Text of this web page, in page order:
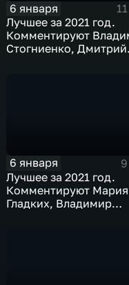
6 января
Лучшее за 2021 год.
Комментируют
Стогниенко, Дмитрий
6 января
Лучшее за 2021 год.
Комментируют Мария
Гладких, Владимир